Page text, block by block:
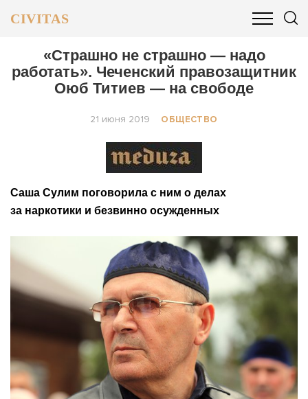
CIVITAS
ОБЩЕСТВО БИЗНЕС И ФИНАНСЫ
«Страшно не страшно — надо
работать». Чеченский правозащитник
Оюб Титиев — на свободе
21 июня 2019 ОБЩЕСТВО
Саша Сулим поговорила с ним о делах
за наркотики и безвинно осужденных